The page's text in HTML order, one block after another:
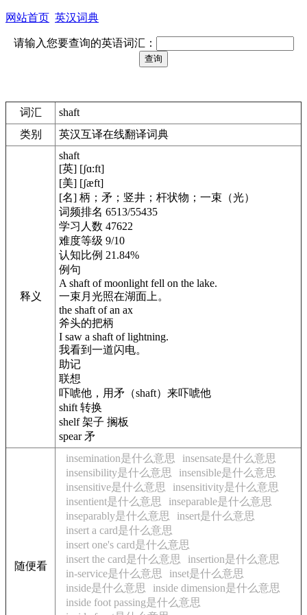
网站首页 英汉词典
请输入您要查询的英语词汇：
词汇
shaft
类别
英汉互译在线翻译词典
释义
shaft
[英] [ʃɑ:ft]
[美] [ʃæft]
[名] 柄；矛；竖井；杆状物；一束（光）
词频排名 6513/55435
学习人数 47622
难度等级 9/10
认知比例 21.84%
例句
A shaft of moonlight fell on the lake.
一束月光照在湖面上。
the shaft of an ax
斧头的把柄
I saw a shaft of lightning.
我看到一道闪电。
助记
联想
吓唬他，用矛（shaft）来吓唬他
shift 转换
shelf 架子 搁板
spear 矛
随便看
insemination是什么意思
insensate是什么意思
insensibility是什么意思
insensible是什么意思
insensitive是什么意思
insensitivity是什么意思
insentient是什么意思
inseparable是什么意思
inseparably是什么意思
insert是什么意思
insert a card是什么意思
insert one's card是什么意思
insert the card是什么意思
insertion是什么意思
in-service是什么意思
inset是什么意思
inside是什么意思
inside dimension是什么意思
inside foot passing是什么意思